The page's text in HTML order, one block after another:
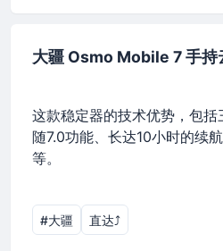
大疆 Osmo Mobile 7 手持
这款稳定器的技术优势，包
随7.0功能、长达10小时的续
等。
#大疆 直达⤴︎